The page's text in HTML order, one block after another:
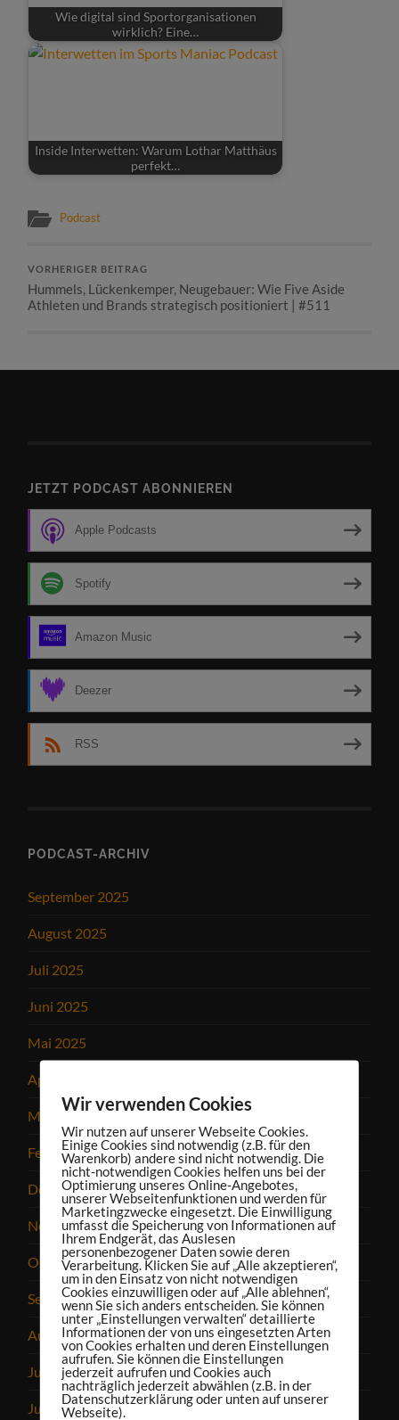
Wie digital sind Sportorganisationen
wirklich? Eine…
Inside Interwetten: Warum Lothar Matthäus
perfekt…
Podcast
VORHERIGER BEITRAG
Hummels, Lückenkemper, Neugebauer: Wie Five Aside
Athleten und Brands strategisch positioniert | #511
JETZT PODCAST ABONNIEREN
Apple Podcasts
Spotify
Amazon Music
Deezer
RSS
PODCAST-ARCHIV
September 2025
August 2025
Juli 2025
Juni 2025
Mai 2025
April 2025
März 2025
Februar 2025
Dezember 2024
November 2024
Oktober 2024
September 2024
August 2024
Juli 2024
Juni 2024
Wir verwenden Cookies
Wir nutzen auf unserer Webseite Cookies.
Einige Cookies sind notwendig (z.B. für den
Warenkorb) andere sind nicht notwendig. Die
nicht-notwendigen Cookies helfen uns bei der
Optimierung unseres Online-Angebotes,
unserer Webseitenfunktionen und werden für
Marketingzwecke eingesetzt. Die Einwilligung
umfasst die Speicherung von Informationen auf
Ihrem Endgerät, das Auslesen
personenbezogener Daten sowie deren
Verarbeitung. Klicken Sie auf „Alle akzeptieren“,
um in den Einsatz von nicht notwendigen
Cookies einzuwilligen oder auf „Alle ablehnen“,
wenn Sie sich anders entscheiden. Sie können
unter „Einstellungen verwalten“ detaillierte
Informationen der von uns eingesetzten Arten
von Cookies erhalten und deren Einstellungen
aufrufen. Sie können die Einstellungen
jederzeit aufrufen und Cookies auch
nachträglich jederzeit abwählen (z.B. in der
Datenschutzerklärung oder unten auf unserer
Webseite).